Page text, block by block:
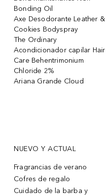
Bonding Oil
Axe Desodorante Leather &
Cookies Bodyspray
The Ordinary
Acondicionador capilar Hair
Care Behentrimonium
Chloride 2%
Ariana Grande Cloud
NUEVO Y ACTUAL
Fragrancias de verano
Cofres de regalo
Cuidado de la barba y